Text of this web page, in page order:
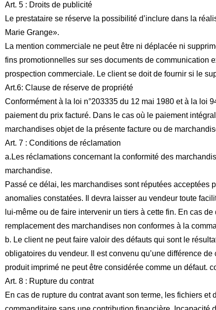
Art. 5 : Droits de publicité
Le prestataire se réserve la possibilité d’inclure dans la
Marie Grange».
La mention commerciale ne peut être ni déplacée ni
fins promotionnelles sur ses documents de communication
prospection commerciale. Le client se doit de fournir si le
Art.6: Clause de réserve de propriété
Conformément à la loi n°203335 du 12 mai 1980 et à la loi
paiement du prix facturé. Dans le cas où le paiement
marchandises objet de la présente facture ou de
Art. 7 : Conditions de réclamation
a.Les réclamations concernant la conformité des
marchandise.
Passé ce délai, les marchandises sont réputées acceptées
anomalies constatées. Il devra laisser au vendeur toute
lui-même ou de faire intervenir un tiers à cette fin. En cas
remplacement des marchandises non conformes à la
b. Le client ne peut faire valoir des défauts qui sont le
obligatoires du vendeur. Il est convenu qu’une différence
produit imprimé ne peut être considérée comme un défaut.
Art. 8 : Rupture du contrat
En cas de rupture du contrat avant son terme, les fichiers